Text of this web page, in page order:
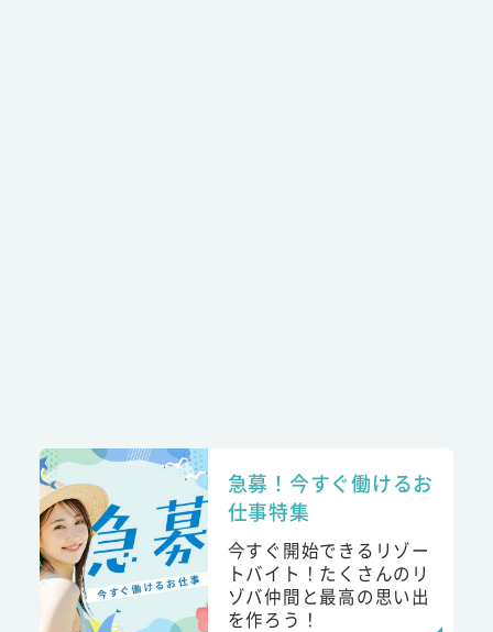
急募！今すぐ働けるお
仕事特集
今すぐ開始できるリゾー
トバイト！たくさんのリ
ゾバ仲間と最高の思い出
を作ろう！